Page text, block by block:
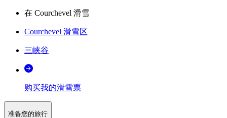
在 Courchevel 滑雪
Courchevel 滑雪区
三峡谷
购买我的滑雪票
准备您的旅行